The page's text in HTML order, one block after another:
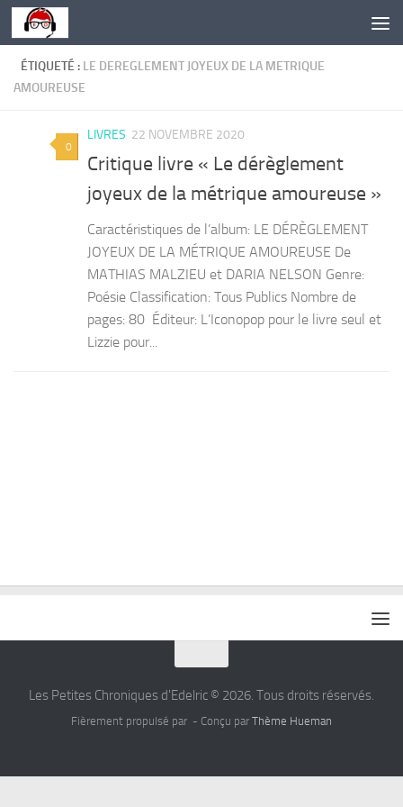
Skip to content
ÉTIQUETÉ : LE DEREGLEMENT JOYEUX DE LA METRIQUE
AMOUREUSE
0
LIVRES 22 NOVEMBRE 2020
Critique livre « Le dérèglement
joyeux de la métrique amoureuse »
Caractéristiques de l’album: LE DÉRÈGLEMENT
JOYEUX DE LA MÉTRIQUE AMOUREUSE De
MATHIAS MALZIEU et DARIA NELSON Genre:
Poésie Classification: Tous Publics Nombre de
pages: 80 Éditeur: L’Iconopop pour le livre seul et
Lizzie pour...
Les Petites Chroniques d'Edelric © 2026. Tous droits réservés.
Fièrement propulsé par - Conçu par Thème Hueman